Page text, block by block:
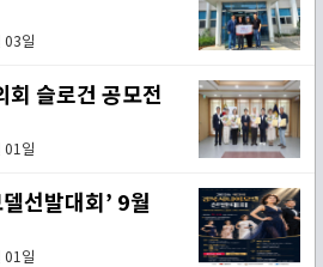
03일
슬로건 공모전
01일
선발대회’ 9월
01일